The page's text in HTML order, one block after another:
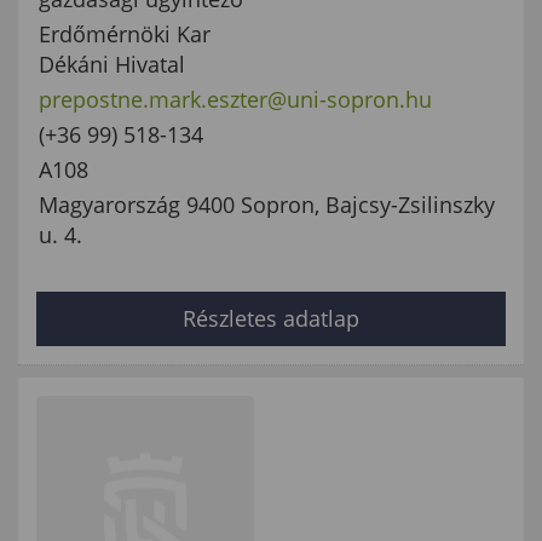
Erdőmérnöki Kar
Dékáni Hivatal
prepostne.mark.eszter@uni-sopron.hu
(+36 99) 518-134
A108
Magyarország 9400 Sopron, Bajcsy-Zsilinszky
u. 4.
Részletes adatlap